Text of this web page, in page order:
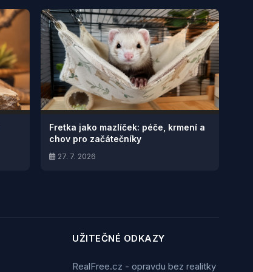
Fretka jako mazlíček: péče, krmení a
chov pro začátečníky
27. 7. 2026
UŽITEČNÉ ODKAZY
RealFree.cz - opravdu bez realitky